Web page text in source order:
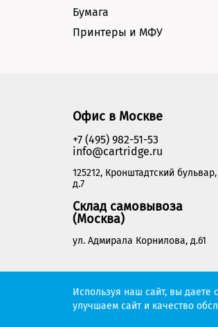
Бумага
Принтеры и МФУ
Офис в Москве
+7 (495) 982-51-53
info@cartridge.ru
125212, Кронштадтский бульвар,
д.7
Склад самовывоза
(Москва)
ул. Адмирала Корнилова, д.61
Cartridge.ru 2012-2026. Все
Используя наш сайт, вы даете
улучшаем сайт и качество